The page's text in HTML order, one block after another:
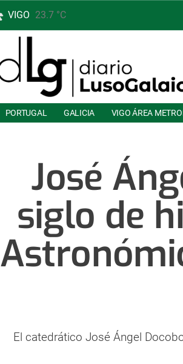
VIGO 23.7 °C
PORTUGAL GALICIA VIGO ÁREA
José
siglo de
El catedrático José Ángel